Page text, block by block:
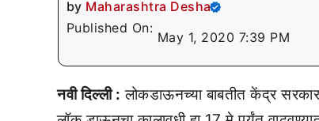
by Maharashtra Desha
Published On:
May 1, 2020 7:39 PM
नवी दिल्ली : लोकडाऊनच्या बाबतीत केंद्र